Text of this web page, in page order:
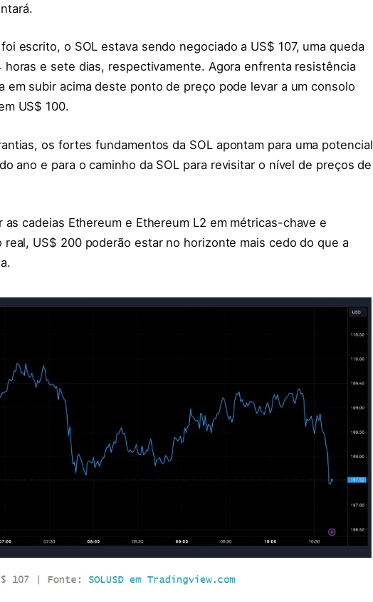
escrito, o SOL estava sendo negociado a US$ 107, uma queda
horas e sete dias, respectivamente. Agora enfrenta resistência
em subir acima deste ponto de preço pode levar a um consolo
US$ 100.
os fortes fundamentos da SOL apontam para uma potencial
ano e para o caminho da SOL para revisitar o nível de preços de
as cadeias Ethereum e Ethereum L2 em métricas-chave e
US$ 200 poderão estar no horizonte mais cedo do que a